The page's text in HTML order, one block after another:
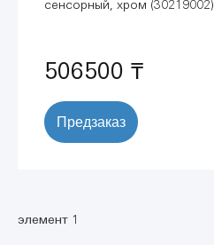
сенсорный, хром (30219002)
506500 ₸
Предзаказ
элемент 1